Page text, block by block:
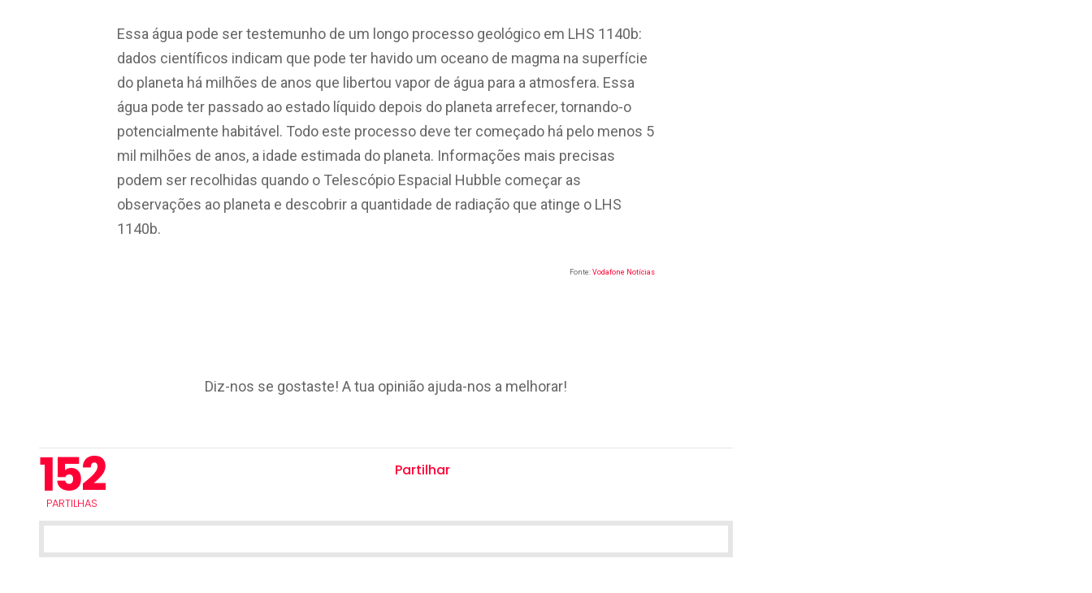
Essa água pode ser testemunho de um longo processo geológico em LHS 1140b:
dados científicos indicam que pode ter havido um oceano de magma na superfície
do planeta há milhões de anos que libertou vapor de água para a atmosfera. Essa
água pode ter passado ao estado líquido depois do planeta arrefecer, tornando-o
potencialmente habitável. Todo este processo deve ter começado há pelo menos 5
mil milhões de anos, a idade estimada do planeta. Informações mais precisas
podem ser recolhidas quando o Telescópio Espacial Hubble começar as
observações ao planeta e descobrir a quantidade de radiação que atinge o LHS
1140b.
Fonte: Vodafone Notícias
Diz-nos se gostaste! A tua opinião ajuda-nos a melhorar!
152
PARTILHAS
Partilhar